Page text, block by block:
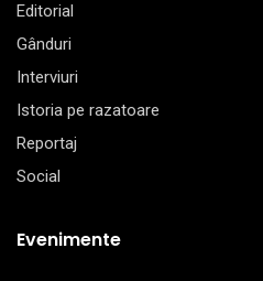
Editorial
Gânduri
Interviuri
Istoria pe razatoare
Reportaj
Social
Evenimente